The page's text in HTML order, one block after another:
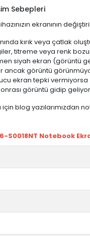
Sebepleri
ekranının
kırık veya çatlak
titreme veya renk
siyah ekran (görüntü
ancak görüntü
ekran tepki vermiyorsa
görüntü gidip
için blog
S0018NT Notebook